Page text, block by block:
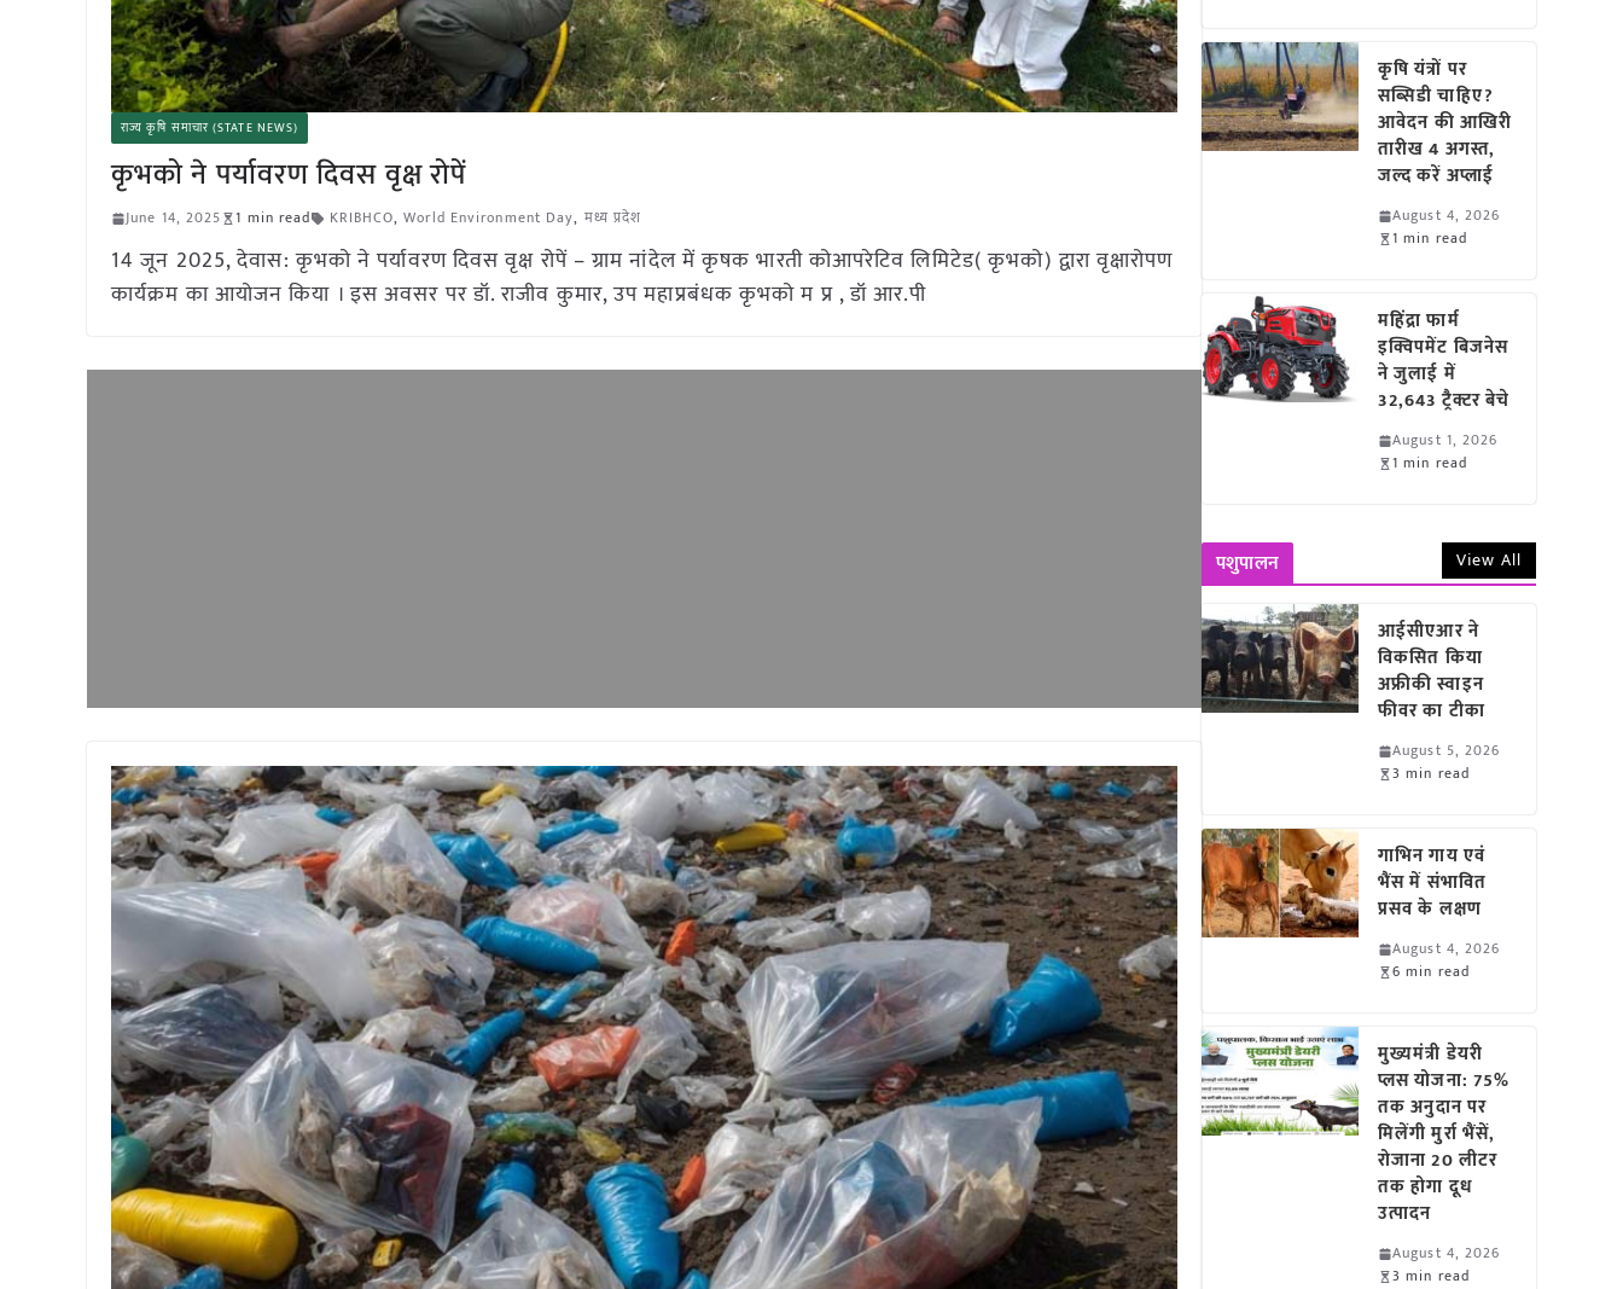
राज्य कृषि समाचार (STATE NEWS)
कृभको ने पर्यावरण दिवस वृक्ष रोपें
June 14, 2025 1 min read KRIBHCO,World Environment Day, मध्य प्रदेश
14 जून 2025, देवास: कृभको ने पर्यावरण दिवस वृक्ष रोपें – ग्राम नांदेल में कृषक भारती कोआपरेटिव लिमिटेड( कृभको) द्वारा वृक्षारोपण
कार्यक्रम का आयोजन किया । इस अवसर पर डॉ. राजीव कुमार, उप महाप्रबंधक कृभको म प्र , डॉ आर.पी
कृषि यंत्रों पर
सब्सिडी चाहिए?
आवेदन की आखिरी
तारीख 4 अगस्त,
जल्द करें अप्लाई
August 4, 2026
1 min read
महिंद्रा फार्म
इक्विपमेंट बिजनेस
ने जुलाई में
32,643 ट्रैक्टर बेचे
August 1, 2026
1 min read
पशुपालन View All
आईसीएआर ने
विकसित किया
अफ्रीकी स्वाइन
फीवर का टीका
August 5, 2026
3 min read
गाभिन गाय एवं
भैंस में संभावित
प्रसव के लक्षण
August 4, 2026
6 min read
मुख्यमंत्री डेयरी
प्लस योजना: 75%
तक अनुदान पर
मिलेंगी मुर्रा भैंसें,
रोजाना 20 लीटर
तक होगा दूध
उत्पादन
August 4, 2026
3 min read